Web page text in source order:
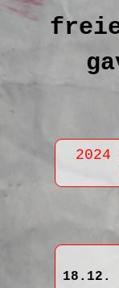
2024
18.12.